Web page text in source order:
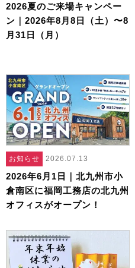
2026夏のご来場キャンペー
ン｜2026年8月8日（土）〜8
月31日（月）
お知らせ 2026.07.13
2026年6月1日｜北九州市小
倉南区に福岡工務店の北九州
オフィスがオープン！